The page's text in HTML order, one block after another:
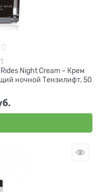
Night Cream – Крем
ночной Тензилифт, 50